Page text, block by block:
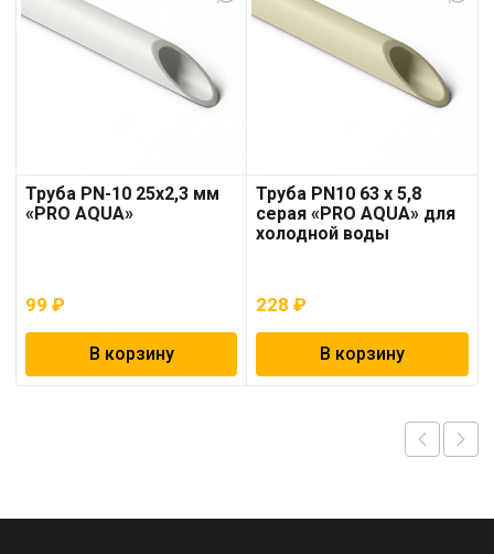
Труба PN-10 25х2,3 мм
«PRO AQUA»
99 ₽
В корзину
Труба PN10 63 x 5,8
серая «PRO AQUA» для
холодной воды
228₽
В корзину